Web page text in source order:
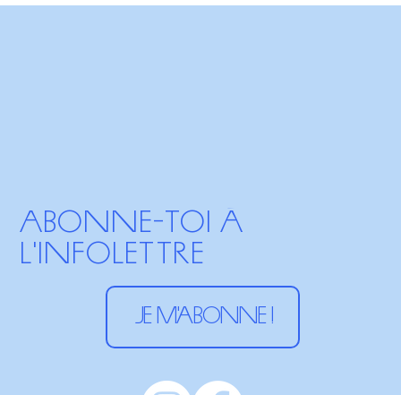
Abonne-toi à
l'infolettre
Je m'abonne !